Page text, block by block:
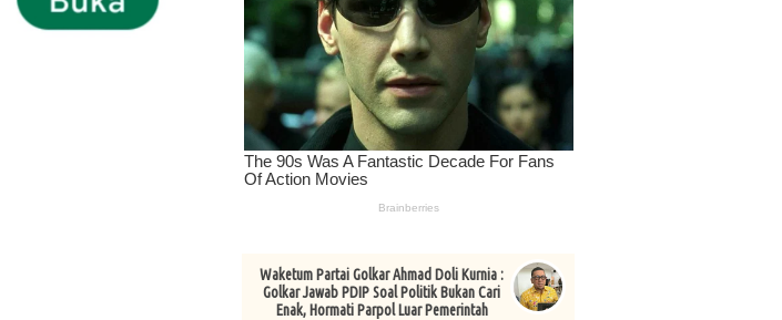
Waketum Partai Golkar Ahmad Doli Kurnia :
Golkar Jawab PDIP Soal Politik Bukan Cari
Enak, Hormati Parpol Luar Pemerintah